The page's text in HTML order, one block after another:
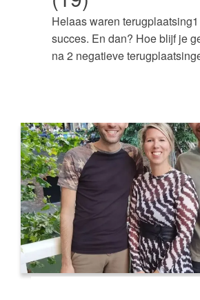
Helaas waren
succes. En dan? Hoe blijf je
na 2 negatieve